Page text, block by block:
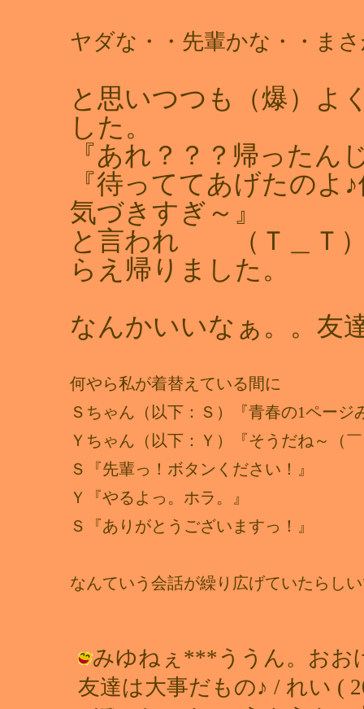
ヤダな・・先輩かな・・ま
と思いつつも（爆）よ
した。
『あれ？？？帰ったん
『待っててあげたのよ
気づきすぎ～』
と言われ （Ｔ＿Ｔ）
らえ帰りました。
なんかいいなぁ。。友
何やら私が着替えている間に
Ｓちゃん（以下：Ｓ）『青春の1ページ
Ｙちゃん（以下：Ｙ）『そうだね～（
Ｓ『先輩っ！ボタンください！』
Ｙ『やるよっ。ホラ。』
Ｓ『ありがとうございますっ！』
なんていう会話が繰り広げていたらし
みゆねぇ***ううん。おお
友達は大事だもの♪ / れい (